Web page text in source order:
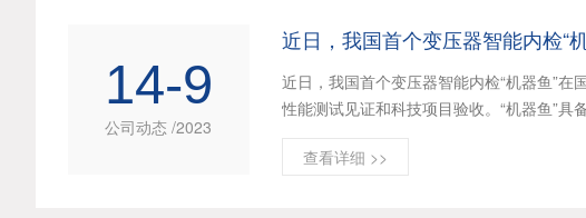
14-9
公司动态 /2023
近日，我国首个变压器智能内检“
近日，我国首个变压器智能内检“机器鱼”
性能测试见证和科技项目验收。“机器鱼”
查看详细 >>